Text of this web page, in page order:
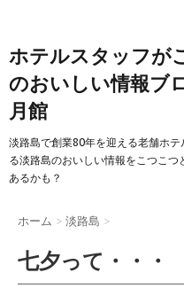
ホテルスタッフが
のおいしい情報ブ
月館
淡路島で創業80年を迎える老舗ホ
る淡路島のおいしい情報をこつこ
あるかも？
ホーム > 淡路島 >
七夕って・・・